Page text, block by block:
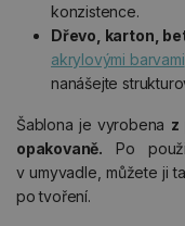
konzistence.
Dřevo, karton,
akrylovými barvami
nanášejte
Šablona je vyrobena z
opakovaně. Po
v umyvadle, můžete ji
po tvoření.